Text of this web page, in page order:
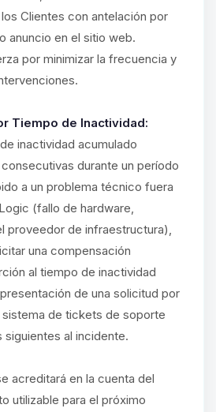
Clientes con antelación por
anuncio en el sitio web.
por minimizar la frecuencia y
Tiempo de Inactividad:
inactividad acumulado
durante un período
a un problema técnico fuera
(fallo de hardware,
proveedor de infraestructura),
una compensación
al tiempo de inactividad
de una solicitud por
de tickets de soporte
al incidente.
acreditará en la cuenta del
utilizable para el próximo